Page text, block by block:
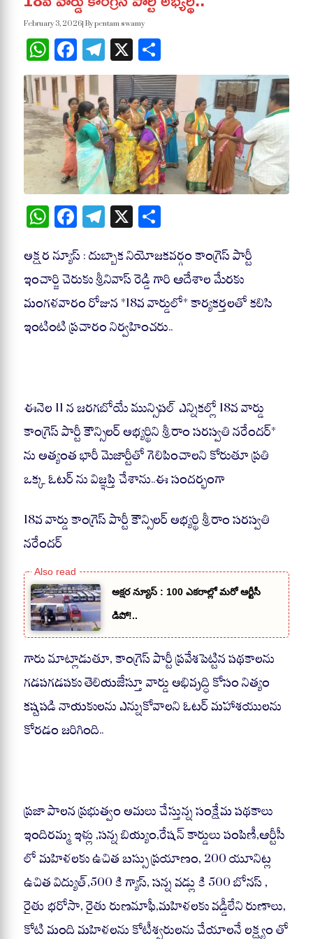
February 3, 2026| By pentam swamy
WhatsApp
Facebook
Telegram
X
W
ha
ts
A
pp
Fa
ce
bo
ok
Te
le
gr
a
m
X ha
re
అక్షర న్యూస్ : దుబ్బాక నియోజకవర్గం కాంగ్రెస్ పార్టీ
ఇంచార్జి చెరుకు శ్రీనివాస్ రెడ్డి గారి ఆదేశాల మేరకు
మంగళవారం రోజున *18వ వార్డులో* కార్యకర్తలతో కలిసి
ఇంటింటి ప్రచారం నిర్వహించరు..
ఈనెల 11 న జరగబోయే మున్సిపల్ ఎన్నికల్లో 18వ వార్డు
కాంగ్రెస్ పార్టీ కౌన్సిలర్ అభ్యర్థిని శ్రీరాం సరస్వతి నరేందర్*
ను అత్యంత భారీ మెజార్టీతో గెలిపించాలని కోరుతూ ప్రతి
ఒక్క ఓటర్ ను విజ్ఞప్తి చేశాను..ఈ సందర్భంగా
18వ వార్డు కాంగ్రెస్ పార్టీ కౌన్సిలర్ అభ్యర్థి శ్రీరాం సరస్వతి
నరేందర్
అక్షర న్యూస్ : 100 ఎకరాల్లో మరో ఆర్టీసీ
డిపో!..
గారు మాట్లాడుతూ, కాంగ్రెస్ పార్టీ ప్రవేశపెట్టిన పథకాలను
గడపగడపకు తెలియజేస్తూ వార్డు అభివృద్ధి కోసం నిత్యం
కష్టపడి నాయకులను ఎన్నుకోవాలని ఓటర్ మహాశయులను
కోరడం జరిగింది..
ప్రజా పాలన ప్రభుత్వం అమలు చేస్తున్న సంక్షేమ పథకాలు
ఇందిరమ్మ ఇళ్లు ,సన్న బియ్యం,రేషన్ కార్డులు పంపిణీ,ఆర్టీసీ
లో మహిళలకు ఉచిత బస్సు ప్రయాణం, 200 యూనిట్ల
ఉచిత విద్యుత్,500 కి గ్యాస్, సన్న వడ్లు కి 500 బోనస్ ,
రైతు భరోసా, రైతు రుణమాఫీ,మహిళలకు వడ్డీలేని రుణాలు,
కోటి మంది మహిళలను కోటీశ్వరులను చేయాలనే లక్ష్యం తో